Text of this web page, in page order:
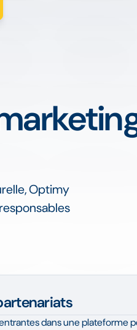
Optimy
dans une plateforme